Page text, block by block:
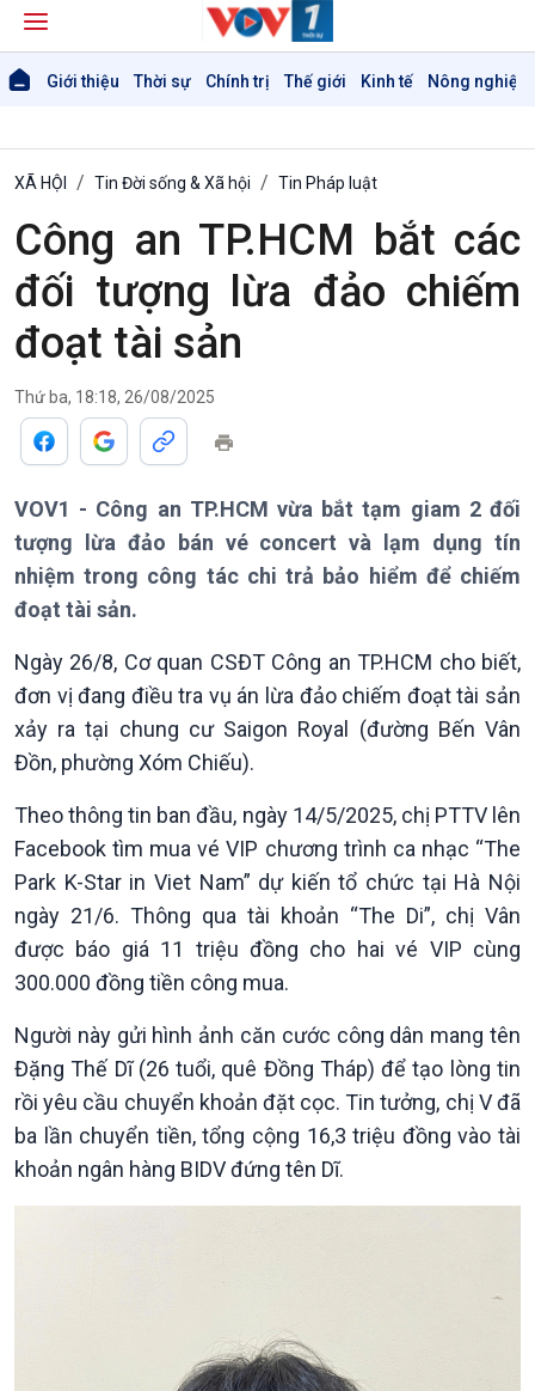
Giới thiệu Thời sự Chính trị Thế giới Kinh tế Nông nghiệp
Giới thiệu
Thời sự 6h
Thời sự 12h
Thời sự 18h
Thời sự 21h30
Bản tin
Chuyên mục
XÃ HỘI Tin Đời sống & Xã hội Tin Pháp luật
Công an TP.HCM bắt các
đối tượng lừa đảo chiếm
đoạt tài sản
Thứ ba, 18:18, 26/08/2025
VOV1 - Công an TP.HCM vừa bắt tạm giam 2 đối
tượng lừa đảo bán vé concert và lạm dụng tín
nhiệm trong công tác chi trả bảo hiểm để chiếm
đoạt tài sản.
Ngày 26/8, Cơ quan CSĐT Công an TP.HCM cho biết,
đơn vị đang điều tra vụ án lừa đảo chiếm đoạt tài sản
xảy ra tại chung cư Saigon Royal (đường Bến Vân
Đồn, phường Xóm Chiếu).
Theo thông tin ban đầu, ngày 14/5/2025, chị PTTV lên
Facebook tìm mua vé VIP chương trình ca nhạc “The
Park K-Star in Viet Nam” dự kiến tổ chức tại Hà Nội
ngày 21/6. Thông qua tài khoản “The Di”, chị Vân
được báo giá 11 triệu đồng cho hai vé VIP cùng
300.000 đồng tiền công mua.
Người này gửi hình ảnh căn cước công dân mang tên
Đặng Thế Dĩ (26 tuổi, quê Đồng Tháp) để tạo lòng tin
rồi yêu cầu chuyển khoản đặt cọc. Tin tưởng, chị V đã
ba lần chuyển tiền, tổng cộng 16,3 triệu đồng vào tài
khoản ngân hàng BIDV đứng tên Dĩ.